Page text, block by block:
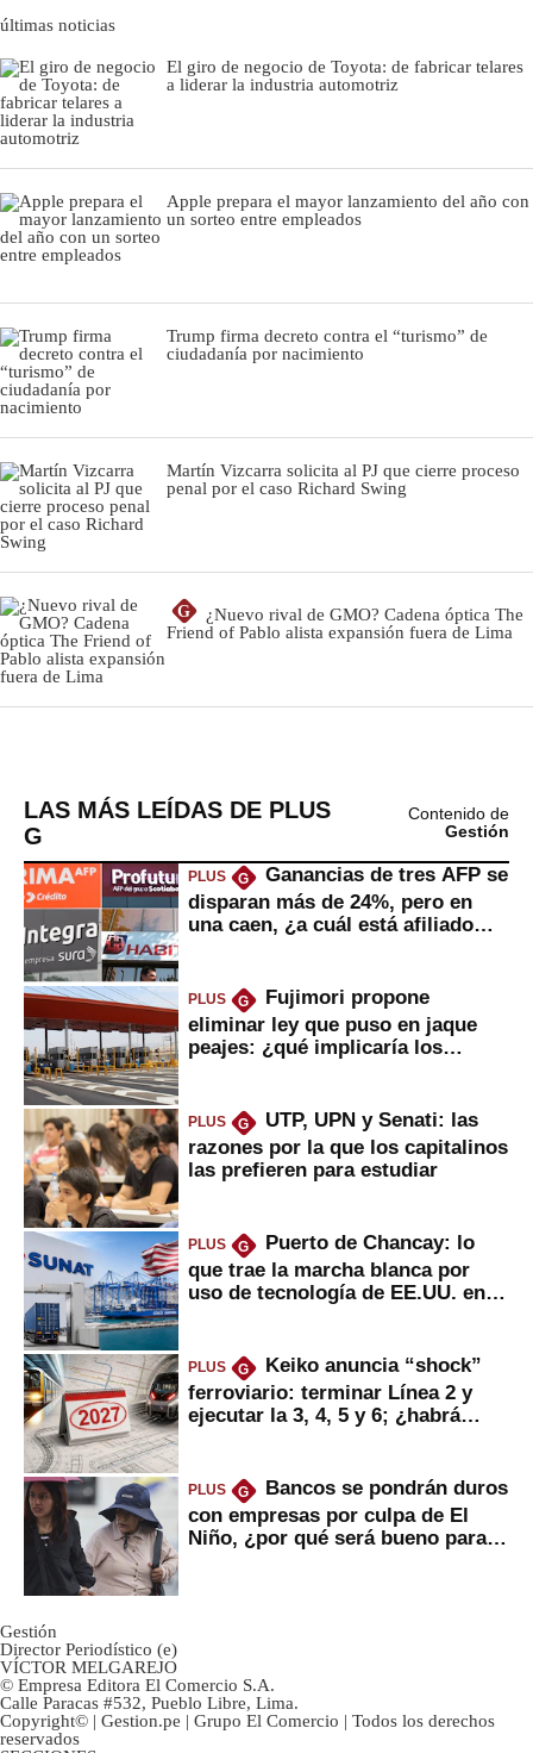
últimas noticias
El giro de negocio de Toyota: de fabricar telares
a liderar la industria automotriz
Apple prepara el mayor lanzamiento del año con
un sorteo entre empleados
Trump firma decreto contra el “turismo” de
ciudadanía por nacimiento
Martín Vizcarra solicita al PJ que cierre proceso
penal por el caso Richard Swing
G
¿Nuevo rival de GMO? Cadena óptica The
Friend of Pablo alista expansión fuera de Lima
LAS MÁS LEÍDAS DE PLUS
G
Contenido de
Gestión
PLUS G
Ganancias de tres AFP se
disparan más de 24%, pero en
una caen, ¿a cuál está afiliado
PLUS G
Fujimori propone
eliminar ley que puso en jaque
peajes: ¿qué implicaría los
PLUS G
UTP, UPN y Senati: las
razones por la que los capitalinos
las prefieren para estudiar
PLUS G
Puerto de Chancay: lo
que trae la marcha blanca por
uso de tecnología de EE.UU. en
PLUS G
Keiko anuncia “shock”
ferroviario: terminar Línea 2 y
ejecutar la 3, 4, 5 y 6; ¿habrá
PLUS G
Bancos se pondrán duros
con empresas por culpa de El
Niño, ¿por qué será bueno para
Gestión
Director Periodístico (e)
VÍCTOR MELGAREJO
© Empresa Editora El Comercio S.A.
Calle Paracas #532, Pueblo Libre, Lima.
Copyright© | Gestion.pe | Grupo El Comercio | Todos los derechos
reservados